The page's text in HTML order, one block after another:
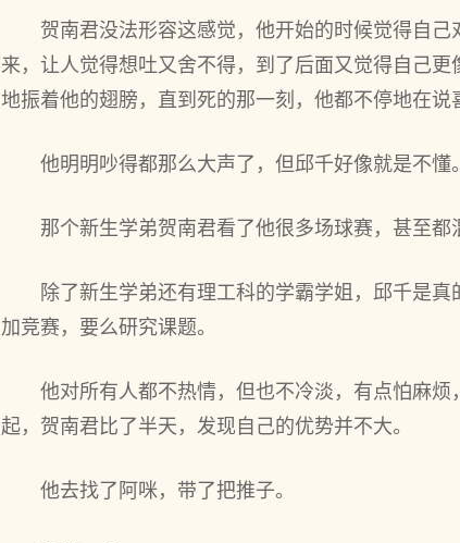
贺南君没法形容这感觉，他开始的时候觉得自
来，让人觉得想吐又舍不得，到了后面又觉得自己
地振着他的翅膀，直到死的那一刻，他都不停地在说
他明明吵得都那么大声了，但邱千好像就是不懂。
那个新生学弟贺南君看了他很多场球赛，甚至
除了新生学弟还有理工科的学霸学姐，邱千是
加竞赛，要么研究课题。
他对所有人都不热情，但也不冷淡，有点怕麻
起，贺南君比了半天，发现自己的优势并不大。
他去找了阿咪，带了把推子。